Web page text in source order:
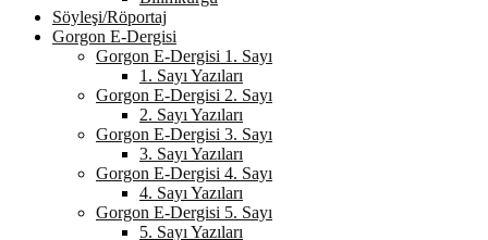
Söyleşi/Röportaj
Gorgon E-Dergisi
Gorgon E-Dergisi 1. Sayı
1. Sayı Yazıları
Gorgon E-Dergisi 2. Sayı
2. Sayı Yazıları
Gorgon E-Dergisi 3. Sayı
3. Sayı Yazıları
Gorgon E-Dergisi 4. Sayı
4. Sayı Yazıları
Gorgon E-Dergisi 5. Sayı
5. Sayı Yazıları